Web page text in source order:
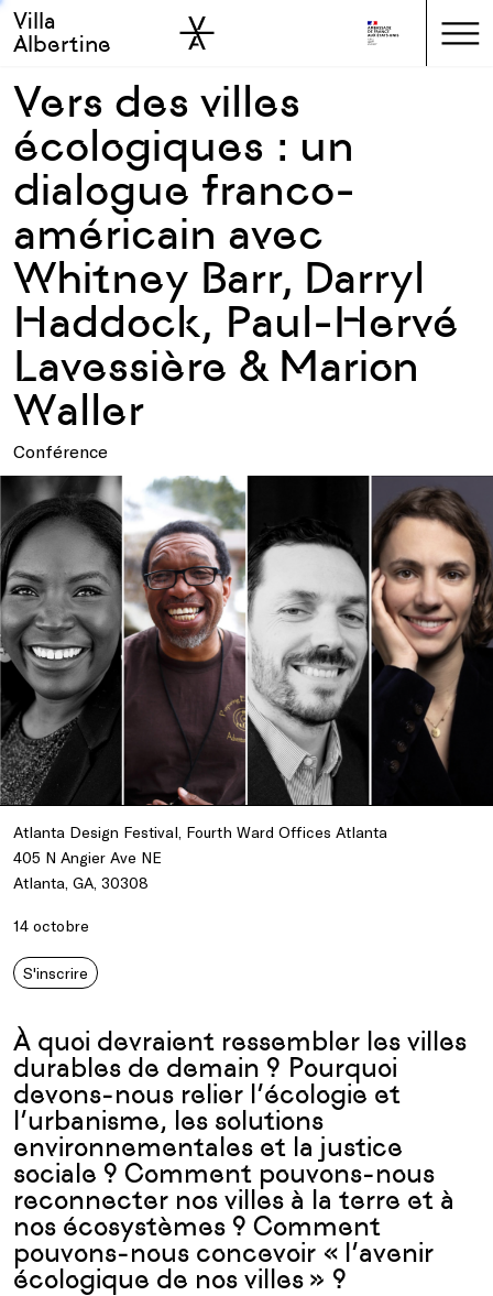
Skip to main
Skip to sidebar
Villa
Albertine
Vers des villes
écologiques : un
dialogue franco-
américain avec
Whitney Barr, Darryl
Haddock, Paul-Hervé
Lavessière & Marion
Waller
Conférence
Atlanta Design Festival, Fourth Ward Offices Atlanta
405 N Angier Ave NE
Atlanta, GA, 30308
14 octobre
S'inscrire
À quoi devraient ressembler les villes
durables de demain ? Pourquoi
devons-nous relier l’écologie et
l’urbanisme, les solutions
environnementales et la justice
sociale ? Comment pouvons-nous
reconnecter nos villes à la terre et à
nos écosystèmes ? Comment
pouvons-nous concevoir « l’avenir
écologique de nos villes » ?